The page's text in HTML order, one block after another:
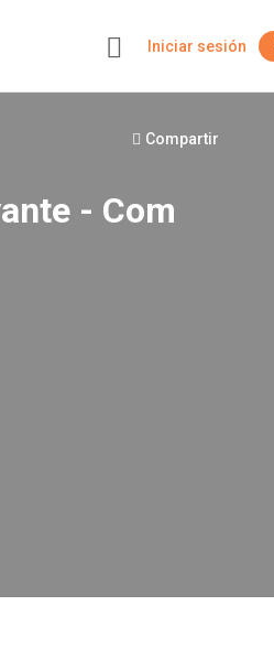
Iniciar sesión
Compartir
- Com